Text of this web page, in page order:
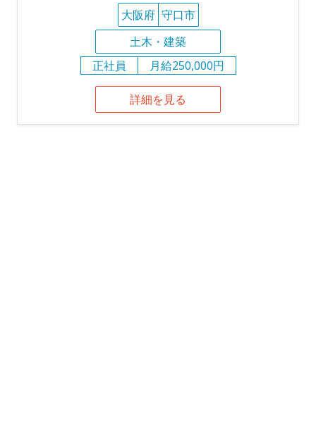
大阪府 守口市
土木・建築
正社員
月給250,000円
詳細を見る